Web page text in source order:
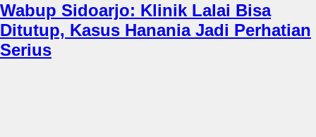
Wabup Sidoarjo: Klinik Lalai Bisa
Ditutup, Kasus Hanania Jadi Perhatian
Serius